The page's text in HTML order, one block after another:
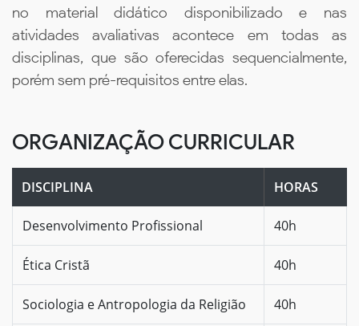
no material didático disponibilizado e nas
atividades avaliativas acontece em todas as
disciplinas, que são oferecidas sequencialmente,
porém sem pré-requisitos entre elas.
ORGANIZAÇÃO CURRICULAR
DISCIPLINA HORAS
Desenvolvimento Profissional 40h
Ética Cristã 40h
Sociologia e Antropologia da Religião 40h